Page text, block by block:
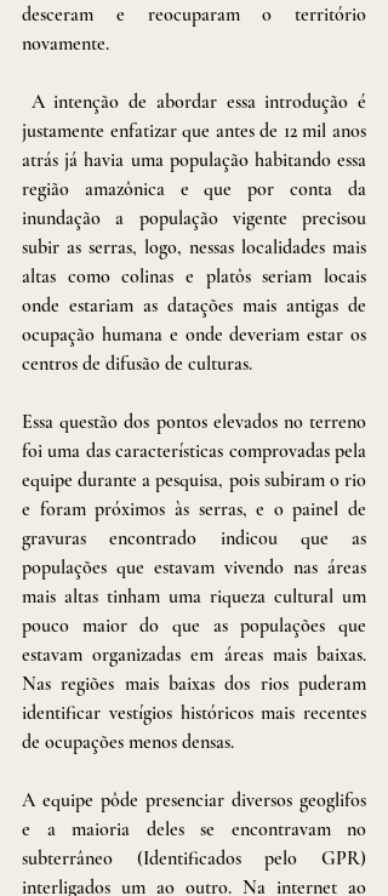
desceram e reocuparam o território
novamente.
justamente enfatizar que antes de 12 mil anos
atrás já havia uma população habitando essa
região amazônica e que por conta da
inundação a população vigente precisou
subir as serras, logo, nessas localidades mais
altas como colinas e platôs seriam locais
onde estariam as datações mais antigas de
ocupação humana e onde deveriam estar os
centros de difusão de culturas.
Essa questão dos pontos elevados no terreno
foi uma das características comprovadas pela
equipe durante a pesquisa, pois subiram o rio
e foram próximos às serras, e o painel de
gravuras encontrado indicou que as
populações que estavam vivendo nas áreas
mais altas tinham uma riqueza cultural um
pouco maior do que as populações que
estavam organizadas em áreas mais baixas.
Nas regiões mais baixas dos rios puderam
identificar vestígios históricos mais recentes
de ocupações menos densas.
A equipe pôde presenciar diversos geoglifos
e a maioria deles se encontravam no
subterrâneo (Identificados pelo GPR)
interligados um ao outro. Na internet ao